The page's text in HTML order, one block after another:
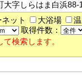
大字しらはま白浜88-
ット 大浴場
取得件数：
検索します。